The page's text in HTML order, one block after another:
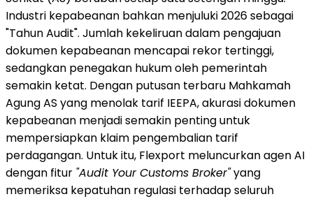
Industri kepabeanan bahkan menjuluki 2026 sebagai
"Tahun Audit". Jumlah kekeliruan dalam pengajuan
dokumen kepabeanan mencapai rekor tertinggi,
sedangkan penegakan hukum oleh pemerintah
semakin ketat. Dengan putusan terbaru Mahkamah
Agung AS yang menolak tarif IEEPA, akurasi dokumen
kepabeanan menjadi semakin penting untuk
mempersiapkan klaim pengembalian tarif
perdagangan. Untuk itu, Flexport meluncurkan agen AI
dengan fitur "Audit Your Customs Broker"yang
memeriksa kepatuhan regulasi terhadap seluruh